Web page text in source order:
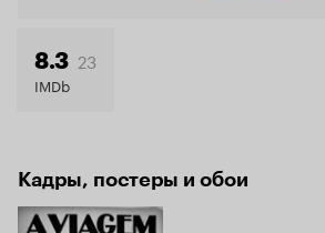
8.3 23
IMDb
Кадры, постеры и обои